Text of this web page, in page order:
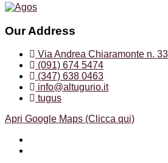
Our Address
Via Andrea Chiaramonte n.
(091) 674 5474
(347) 638 0463
info@altugurio.it
tugus
Apri Google Maps (Clicca qui)